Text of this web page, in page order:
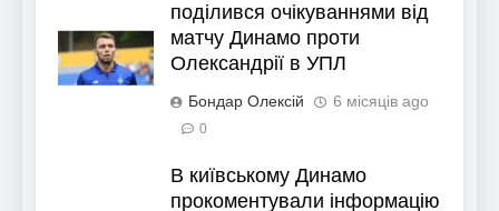
поділився очікуваннями від
матчу Динамо проти
Олександрії в УПЛ
Бондар Олексій 6 місяців ago
0
В київському Динамо
прокоментували інформацію